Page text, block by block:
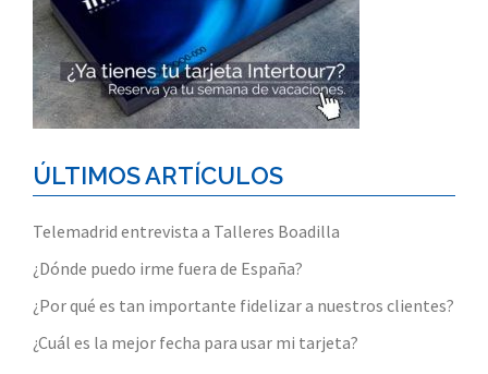
ÚLTIMOS ARTÍCULOS
Telemadrid entrevista a Talleres Boadilla
¿Dónde puedo irme fuera de España?
¿Por qué es tan importante fidelizar a nuestros clientes?
¿Cuál es la mejor fecha para usar mi tarjeta?